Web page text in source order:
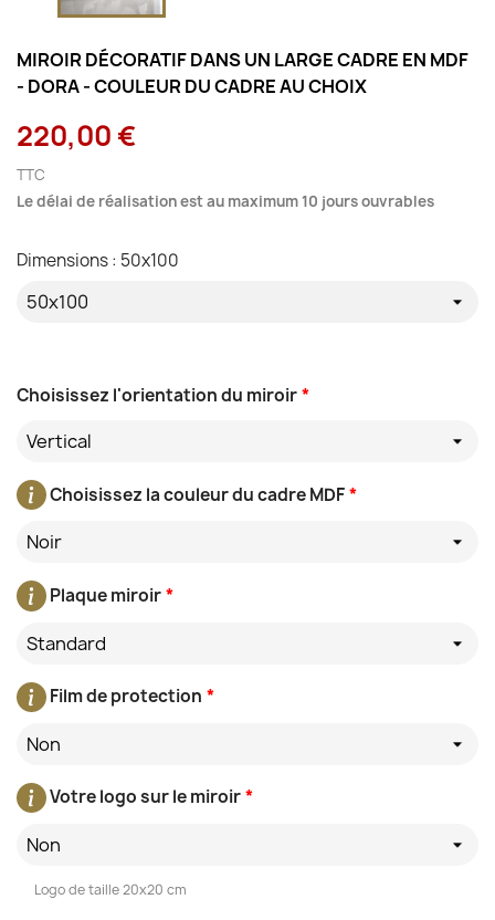
MIROIR DÉCORATIF DANS UN LARGE CADRE EN MDF
- DORA - COULEUR DU CADRE AU CHOIX
220,00 €
TTC
Le délai de réalisation est au maximum 10 jours ouvrables
*
Choisissez l'orientation du miroir
Vertical
*
Choisissez la couleur du cadre MDF
Noir
*
Plaque miroir
Standard
*
Film de protection
Non
*
Votre logo sur le miroir
Non
Logo de taille 20x20 cm
Dimensions : 50x100